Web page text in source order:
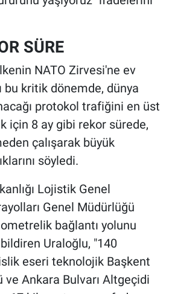
SÜRE
NATO Zirvesi'ne ev
bu kritik dönemde, dünya
protokol trafiğini en üst
için 8 ay gibi rekor sürede,
çalışarak büyük
söyledi.
Lojistik Genel
Genel Müdürlüğü
bağlantı yolunu
Uraloğlu, "140
eseri teknolojik Başkent
ve Ankara Bulvarı Altgeçidi